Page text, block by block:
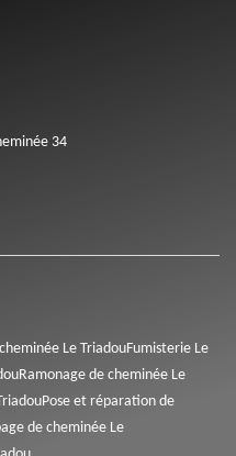
34
Le TriadouFumisterie Le
Ramonage de cheminée Le
Pose et réparation de
de cheminée Le